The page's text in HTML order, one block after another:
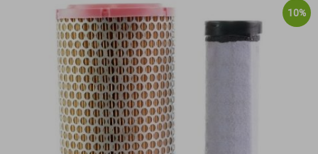
10%